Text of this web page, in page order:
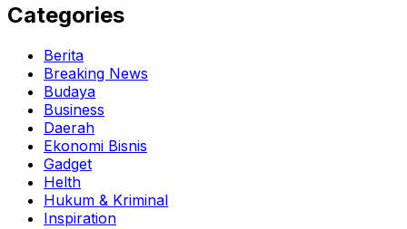
Categories
Berita
Breaking News
Budaya
Business
Daerah
Ekonomi Bisnis
Gadget
Helth
Hukum & Kriminal
Inspiration